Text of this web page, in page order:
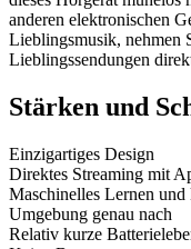
anderen elektronischen
Lieblingsmusik, nehmen
Lieblingssendungen
Stärken und
Einzigartiges Design
Direktes Streaming mit
Maschinelles Lernen
Umgebung genau nach
Relativ kurze